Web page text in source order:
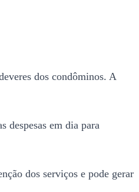
dos condôminos. A
despesas em dia para
dos serviços e pode gerar